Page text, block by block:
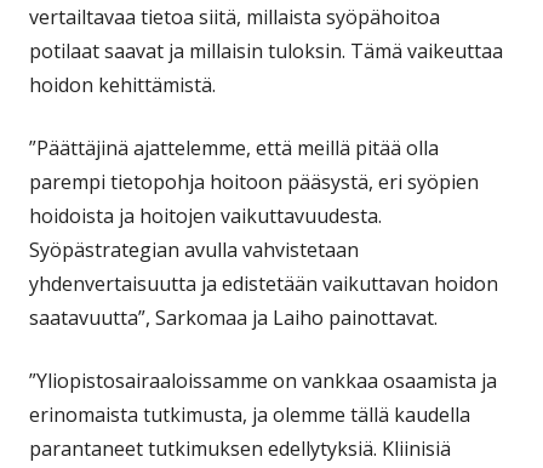
vertailtavaa tietoa siitä, millaista syöpähoitoa
potilaat saavat ja millaisin tuloksin. Tämä vaikeuttaa
hoidon kehittämistä.
”Päättäjinä ajattelemme, että meillä pitää olla
parempi tietopohja hoitoon pääsystä, eri syöpien
hoidoista ja hoitojen vaikuttavuudesta.
Syöpästrategian avulla vahvistetaan
yhdenvertaisuutta ja edistetään vaikuttavan hoidon
saatavuutta”, Sarkomaa ja Laiho painottavat.
”Yliopistosairaaloissamme on vankkaa osaamista ja
erinomaista tutkimusta, ja olemme tällä kaudella
parantaneet tutkimuksen edellytyksiä. Kliinisiä